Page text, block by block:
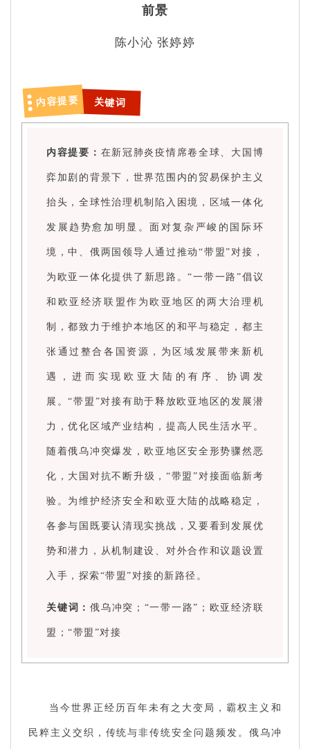
前景
陈小沁 张婷婷
内容提要 关键词
内容提要： 在新冠肺炎疫情席卷全球、大国博
弈加剧的背景下，世界范围内的贸易保护主义
抬头，全球性治理机制陷入困境，区域一体化
发展趋势愈加明显。面对复杂严峻的国际环
境，中、俄两国领导人通过推动“带盟”对接，
为欧亚一体化提供了新思路。“一带一路”倡议
和欧亚经济联盟作为欧亚地区的两大治理机
制，都致力于维护本地区的和平与稳定，都主
张通过整合各国资源，为区域发展带来新机
遇，进而实现欧亚大陆的有序、协调发
展。“带盟”对接有助于释放欧亚地区的发展潜
力，优化区域产业结构，提高人民生活水平。
随着俄乌冲突爆发，欧亚地区安全形势骤然恶
化，大国对抗不断升级，“带盟”对接面临新考
验。为维护经济安全和欧亚大陆的战略稳定，
各参与国既要认清现实挑战，又要看到发展优
势和潜力，从机制建设、对外合作和议题设置
入手，探索“带盟”对接的新路径。
关键词： 俄乌冲突；“一带一路”；欧亚经济联
盟；“带盟”对接
当今世界正经历百年未有之大变局，霸权主义和
民粹主义交织，传统与非传统安全问题频发。俄乌冲